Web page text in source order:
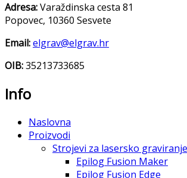
Adresa:Varaždinska cesta 81
Popovec, 10360 Sesvete
Email:elgrav@elgrav.hr
OIB:35213733685
Info
Naslovna
Proizvodi
Strojevi za lasersko graviranje
Epilog Fusion Maker
Epilog Fusion Edge